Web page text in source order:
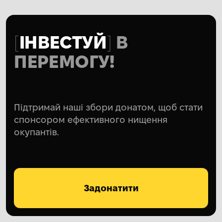
ІНВЕСТУЙ В
ПЕРЕМОГУ!
Підтримай наші збори донатом, щоб стати
спонсором ефективного нищення
окупантів.
Задонатити